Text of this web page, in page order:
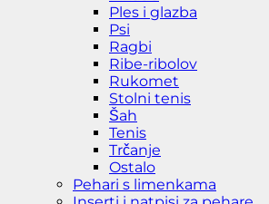
Ples i glazba
Psi
Ragbi
Ribe-ribolov
Rukomet
Stolni tenis
Šah
Tenis
Trčanje
Ostalo
Pehari s limenkama